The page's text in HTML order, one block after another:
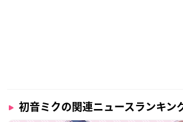
初音ミクの関連ニュースランキン